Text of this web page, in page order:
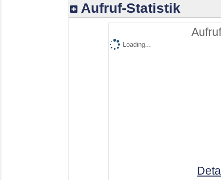
Aufruf-Statistik
Loading...